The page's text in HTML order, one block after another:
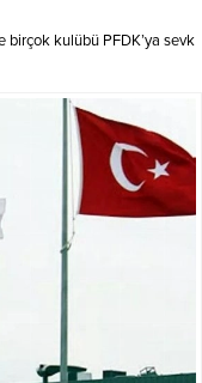
birçok kulübü PFDK’ya sevk